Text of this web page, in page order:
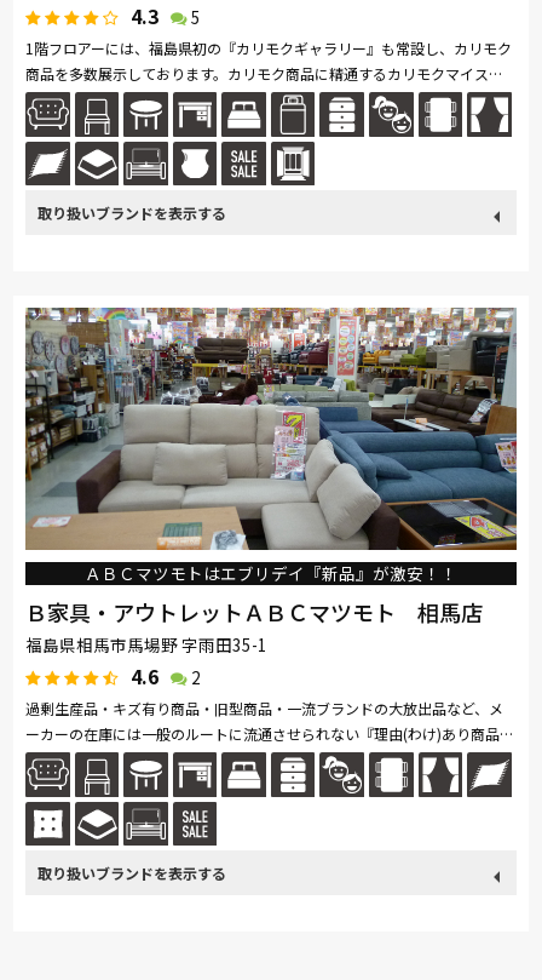
4.3 5
1階フロアーには、福島県初の『カリモクギャラリー』も常設し、カリモク
商品を多数展示しております。カリモク商品に精通するカリモクマイスタ
ーの資格をもつスタッフがご案内いたします！その他、一枚板やこだわり...
続きを読む
浜本工芸 東京ベッド ナガノインテリア 小島工芸
綾野製作所 ドリームベッド Serta TEMPUR サンゲツ
マルニ木工 Calligaris PARAMOUNT BED MARUICHI
杉工場
ＡＢＣマツモトはエブリデイ『新品』が激安！！
Ｂ家具・アウトレットＡＢＣマツモト 相馬店
福島県相馬市馬場野 字雨田35-1
4.6 2
過剰生産品・キズ有り商品・旧型商品・一流ブランドの大放出品など、メ
ーカーの在庫には一般のルートに流通させられない『理由(わけ)あり商品』
が 山積みされています。 ＡＢＣマツモトは、そんな理由あり商品の中...続
きを読む